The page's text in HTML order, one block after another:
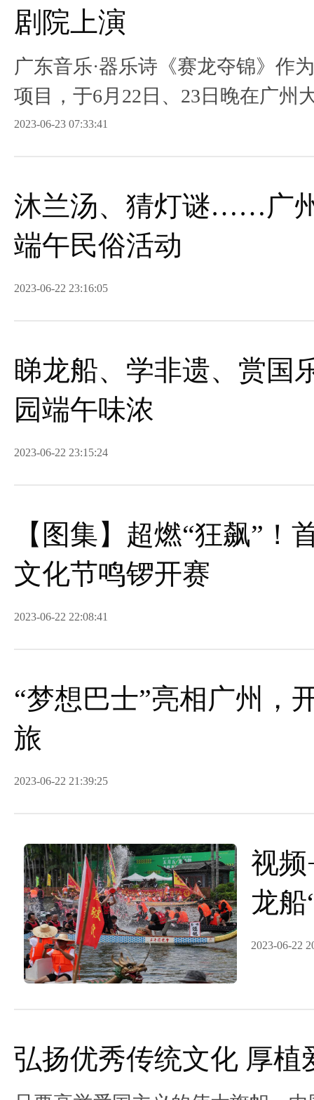
剧院上演
广东音乐·器乐诗《赛龙夺锦》作
项目，于6月22日、23日晚在广州
2023-06-23 07:33:41
沐兰汤、猜灯谜……广
端午民俗活动
2023-06-22 23:16:05
睇龙船、学非遗、赏国
园端午味浓
2023-06-22 23:15:24
【图集】超燃“狂飙”！
文化节鸣锣开赛
2023-06-22 22:08:41
“梦想巴士”亮相广州，
旅
2023-06-22 21:39:25
视频
龙船
广佛
2023-06-22
弘扬优秀传统文化 厚植